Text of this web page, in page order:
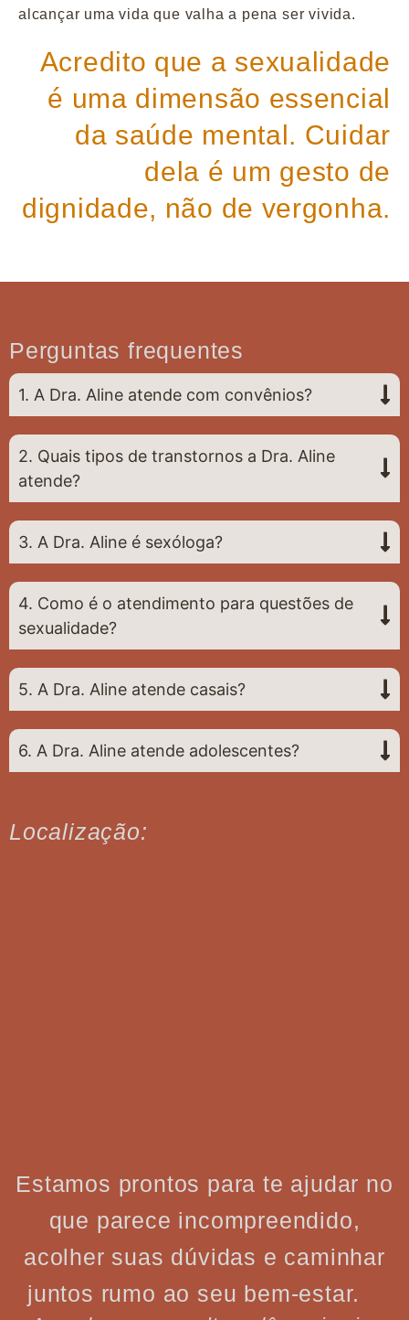
alcançar uma vida que valha a pena ser vivida.
Acredito que a sexualidade
é uma dimensão essencial
da saúde mental. Cuidar
dela é um gesto de
dignidade, não de vergonha.
Perguntas frequentes
1. A Dra. Aline atende com convênios?
2. Quais tipos de transtornos a Dra. Aline
atende?
3. A Dra. Aline é sexóloga?
4. Como é o atendimento para questões de
sexualidade?
5. A Dra. Aline atende casais?
6. A Dra. Aline atende adolescentes?
Localização:
Estamos prontos para te ajudar no
que parece incompreendido,
acolher suas dúvidas e caminhar
juntos rumo ao seu bem-estar.